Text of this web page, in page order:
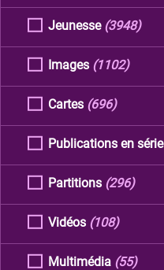
Jeunesse (3948)
Images (1102)
Cartes (696)
Publications en série
Partitions (296)
Vidéos (108)
Multimédia (55)